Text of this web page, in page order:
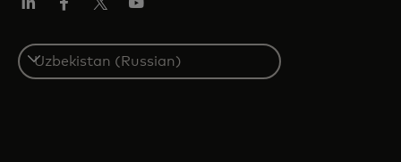
Select
a
country